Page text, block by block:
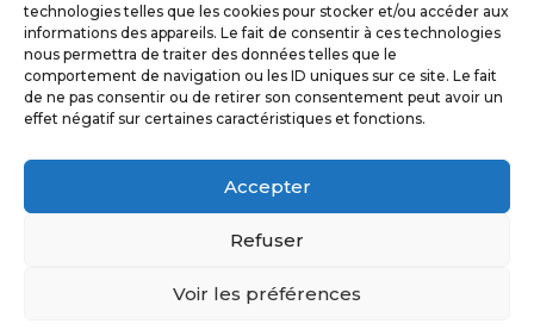
technologies telles que les cookies pour stocker et/ou accéder aux
informations des appareils. Le fait de consentir à ces technologies
nous permettra de traiter des données telles que le
comportement de navigation ou les ID uniques sur ce site. Le fait
de ne pas consentir ou de retirer son consentement peut avoir un
effet négatif sur certaines caractéristiques et fonctions.
Accepter
Refuser
Voir les préférences
Mentions légales –Politique de confidentialité